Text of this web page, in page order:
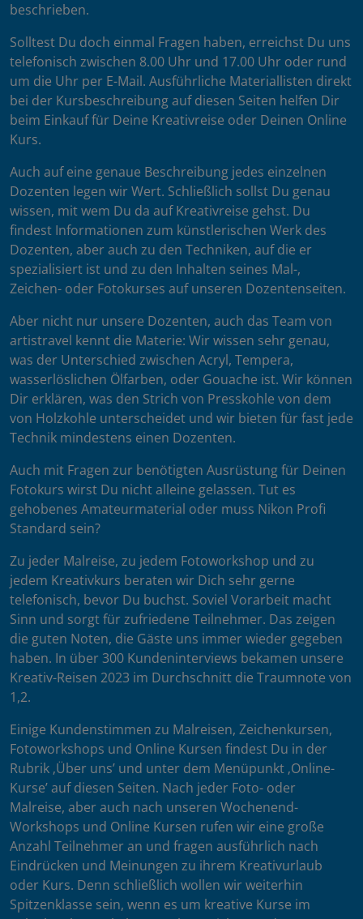
beschrieben.
Solltest Du doch einmal Fragen haben, erreichst Du uns
telefonisch zwischen 8.00 Uhr und 17.00 Uhr oder rund
um die Uhr per E-Mail. Ausführliche Materiallisten direkt
bei der Kursbeschreibung auf diesen Seiten helfen Dir
beim Einkauf für Deine Kreativreise oder Deinen Online
Kurs.
Auch auf eine genaue Beschreibung jedes einzelnen
Dozenten legen wir Wert. Schließlich sollst Du genau
wissen, mit wem Du da auf Kreativreise gehst. Du
findest Informationen zum künstlerischen Werk des
Dozenten, aber auch zu den Techniken, auf die er
spezialisiert ist und zu den Inhalten seines Mal-,
Zeichen- oder Fotokurses auf unseren Dozentenseiten.
Aber nicht nur unsere Dozenten, auch das Team von
artistravel kennt die Materie: Wir wissen sehr genau,
was der Unterschied zwischen Acryl, Tempera,
wasserlöslichen Ölfarben, oder Gouache ist. Wir können
Dir erklären, was den Strich von Presskohle von dem
von Holzkohle unterscheidet und wir bieten für fast jede
Technik mindestens einen Dozenten.
Auch mit Fragen zur benötigten Ausrüstung für Deinen
Fotokurs wirst Du nicht alleine gelassen. Tut es
gehobenes Amateurmaterial oder muss Nikon Profi
Standard sein?
Zu jeder Malreise, zu jedem Fotoworkshop und zu
jedem Kreativkurs beraten wir Dich sehr gerne
telefonisch, bevor Du buchst. Soviel Vorarbeit macht
Sinn und sorgt für zufriedene Teilnehmer. Das zeigen
die guten Noten, die Gäste uns immer wieder gegeben
haben. In über 300 Kundeninterviews bekamen unsere
Kreativ-Reisen 2023 im Durchschnitt die Traumnote von
1,2.
Einige Kundenstimmen zu Malreisen, Zeichenkursen,
Fotoworkshops und Online Kursen findest Du in der
Rubrik ‚Über uns’ und unter dem Menüpunkt ‚Online-
Kurse’ auf diesen Seiten. Nach jeder Foto- oder
Malreise, aber auch nach unseren Wochenend-
Workshops und Online Kursen rufen wir eine große
Anzahl Teilnehmer an und fragen ausführlich nach
Eindrücken und Meinungen zu ihrem Kreativurlaub
oder Kurs. Denn schließlich wollen wir weiterhin
Spitzenklasse sein, wenn es um kreative Kurse im